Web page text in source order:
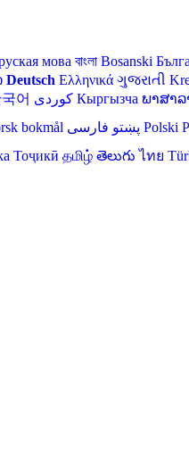
мова বাংলা Bosanski
Deutsch Ελληνικά ગુજરાતી
어 Кыргызча ພາສາລ
bokmål پښتو فارسی Polski
Тоҷикӣ தமிழ் తెలుగు ไทย